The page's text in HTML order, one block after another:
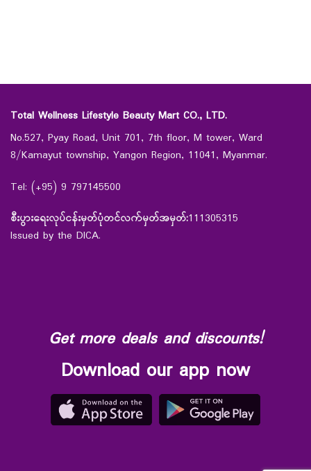
Total Wellness Lifestyle Beauty Mart CO., LTD.
No.527, Pyay Road, Unit 701, 7th floor, M tower, Ward
8/Kamayut township, Yangon Region, 11041, Myanmar.
Tel: (+95) 9 797145500
စီးပွားရေးလုပ်ငန်းမှတ်ပုံတင်လက်မှတ်အမှတ်:111305315
Issued by the DICA.
Get more deals and discounts!
Download our app now